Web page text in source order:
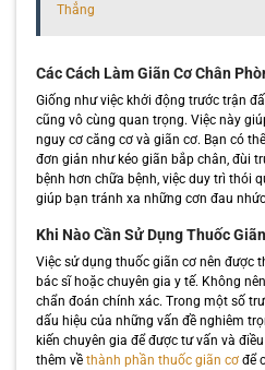
Thẳng
Các Cách Làm Giãn Cơ Chân
Giống như việc khởi động trước trận
cũng vô cùng quan trọng. Việc này
nguy cơ căng cơ và giãn cơ. Bạn có
đơn giản như kéo giãn bắp chân, đùi
bệnh hơn chữa bệnh, việc duy trì thói
giúp bạn tránh xa những cơn đau
Khi Nào Cần Sử Dụng Thuốc
Việc sử dụng thuốc giãn cơ nên được
bác sĩ hoặc chuyên gia y tế. Không
chẩn đoán chính xác. Trong một số
dấu hiệu của những vấn đề nghiêm
kiến chuyên gia để được tư vấn và
thêm về thành phần thuốc giãn cơđể